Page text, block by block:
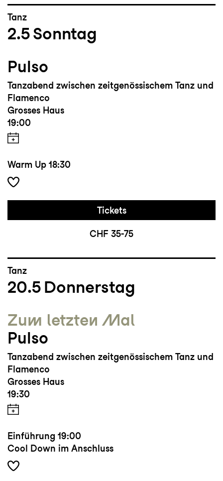
Tanz
2.5Sonntag
Pulso
Tanzabend zwischen zeitgenössischem Tanz und
Flamenco
Grosses Haus
19:00
Warm Up 18:30
Tickets
CHF 35-75
Tanz
20.5 Donnerstag
Zum letzten Mal
Pulso
Tanzabend zwischen zeitgenössischem Tanz und
Flamenco
Grosses Haus
19:30
Einführung 19:00
Cool Down im Anschluss